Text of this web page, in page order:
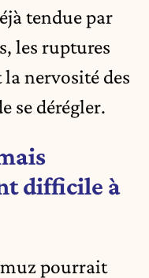
tendue par
les ruptures
nervosité des
se dérégler.
difficile à
pourrait